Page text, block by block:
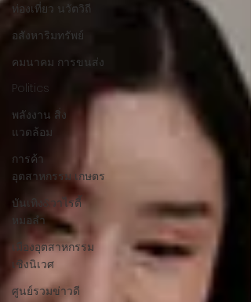
ท่องเที่ยว นวัตวิถี
อสังหาริมทรัพย์
คมนาคม การขนส่ง
Politics
พลังงาน สิ่ง
แวดล้อม
การค้า
อุตสาหกรรม เกษตร
บันเทิง&วาไรตี้
หมอลำ
เมืองอุตสาหกรรม
เชิงนิเวศ
ศูนย์รวมข่าวดี